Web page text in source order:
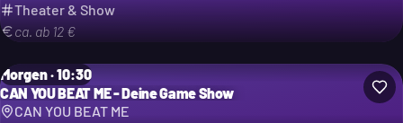
Theater & Show
ca. ab 12 €
Morgen · 10:30
CAN YOU BEAT ME - Deine Game Show
CAN YOU BEAT ME